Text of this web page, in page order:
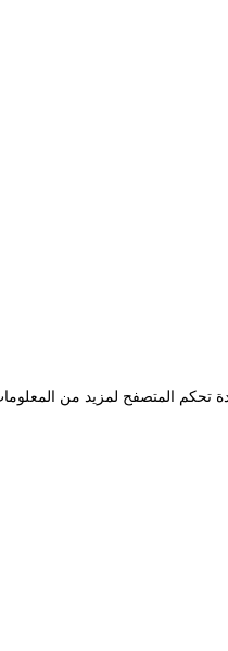
تحكم المتصفح لمزيد من